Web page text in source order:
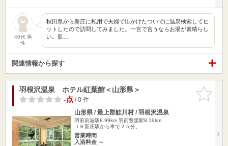
40代 男
性
秋田県から新庄に私用で夫婦で出かけたついでに温泉検索してヒ
ットしたので訪問してみました。一言で言うならお湯が素晴らし
い。肌…
関連情報から探す
お気に入
りに追加
羽根沢温泉 ホテル紅葉館＜山形県＞
-点/ 0 件
山形県 / 最上郡鮭川村 / 羽根沢温泉
羽前前波駅8.99km 羽前豊里駅8.19km
ＪＲ新庄駅から車で２５分。
営業時間
入浴料金 ～